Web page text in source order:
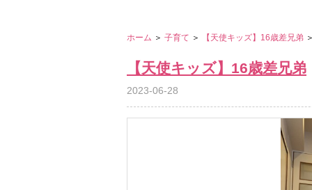
ホーム ＞ 子育て ＞ 【天使キッズ】16歳差兄弟
【天使キッズ】16歳差兄弟
2023-06-28